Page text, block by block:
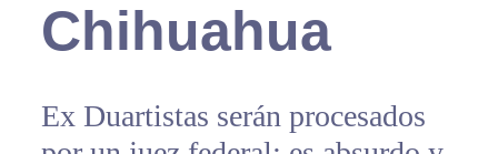
Chihuahua
Ex Duartistas serán procesados